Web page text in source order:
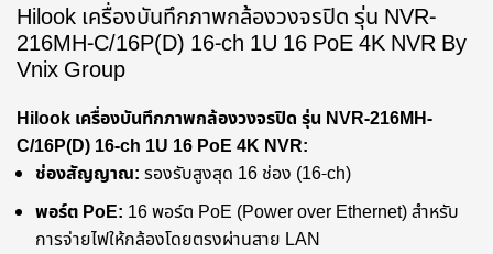
Hilook เครื่องบันทึกภาพกล้องวงจรปิด รุ่น NVR-
216MH-C/16P(D) 16-ch 1U 16 PoE 4K NVR By
Vnix Group
Hilook เครื่องบันทึกภาพกล้องวงจรปิด รุ่น NVR-216MH-
C/16P(D) 16-ch 1U 16 PoE 4K NVR:
ช่องสัญญาณ: รองรับสูงสุด 16 ช่อง (16-ch)
พอร์ต PoE: 16 พอร์ต PoE (Power over Ethernet) สำหรับ
การจ่ายไฟให้กล้องโดยตรงผ่านสาย LAN